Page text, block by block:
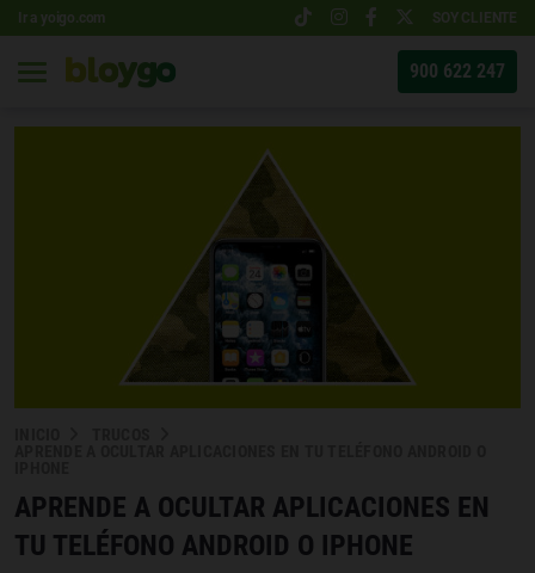
Ir a yoigo.com SOY CLIENTE
900 622 247
APRENDE A OCULTAR APLICACIONES EN
TU TELÉFONO ANDROID O IPHONE